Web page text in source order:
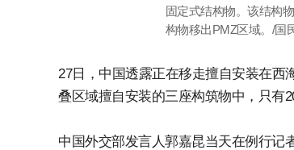
固定式结构物。该结构
构物移出PMZ区域。/国
27日，中国透露正在移走擅自安装在西
叠区域擅自安装的三座构筑物中，只有
中国外交部发言人郭嘉昆当天在例行记